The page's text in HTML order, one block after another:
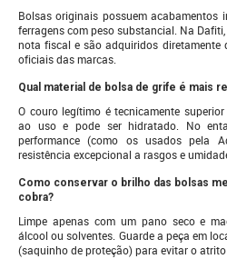
Bolsas originais possuem acabamentos
ferragens com peso substancial. Na
nota fiscal e são adquiridos diretamente
oficiais das marcas.
Qual material de bolsa de grife é mais
O couro legítimo é tecnicamente
ao uso e pode ser hidratado. No
performance (como os usados pela
resistência excepcional a rasgos e
Como conservar o brilho das bolsas
cobra?
Limpe apenas com um pano seco e
álcool ou solventes. Guarde a peça em
(saquinho de proteção) para evitar o